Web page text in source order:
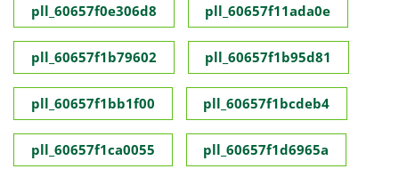
pll_60657f0e306d8 pll_60657f11ada0e
pll_60657f1b79602 pll_60657f1b95d81
pll_60657f1bb1f00 pll_60657f1bcdeb4
pll_60657f1ca0055 pll_60657f1d6965a